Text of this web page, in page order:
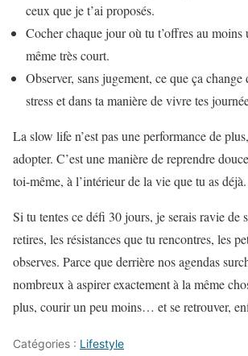
ceux que je t’ai proposés.
Cocher chaque jour où tu t’offres au moins
même très court.
Observer, sans jugement, ce que ça
stress et dans ta manière de vivre tes
La slow life n’est pas une performance de
adopter. C’est une manière de reprendre
toi-même, à l’intérieur de la vie que tu as déjà.
Si tu tentes ce défi 30 jours, je serais ravie de
retires, les résistances que tu rencontres, les
observes. Parce que derrière nos agendas
nombreux à aspirer exactement à la même
plus, courir un peu moins… et se retrouver,
Catégories : Lifestyle